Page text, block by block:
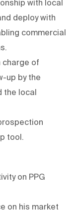
with local
deploy with
commercial
charge of
up by the
the local
tool.
on PPG
on his market